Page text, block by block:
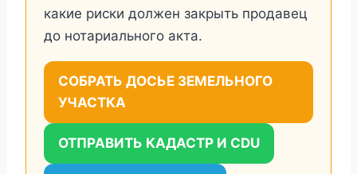
какие риски должен закрыть продавец
до нотариального акта.
СОБРАТЬ ДОСЬЕ ЗЕМЕЛЬНОГО
УЧАСТКА
ОТПРАВИТЬ КАДАСТР И CDU